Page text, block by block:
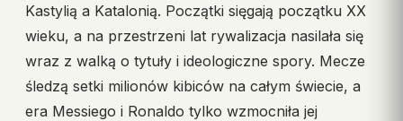
Kastylią a Katalonią. Początki sięgają początku XX
wieku, a na przestrzeni lat rywalizacja nasilała się
wraz z walką o tytuły i ideologiczne spory. Mecze
śledzą setki milionów kibiców na całym świecie, a
era Messiego i Ronaldo tylko wzmocniła jej